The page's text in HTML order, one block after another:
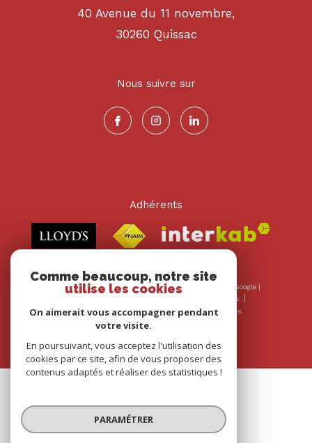
40 Avenue du 11 novembre,
30260
quissac
Nous suivre sur
Adhérents
© 2026 | Tous droits réservés | Traduction powered by Google |
Mentions légales
Admin
Nos liens Politique RGPD Cookies
Comme beaucoup, notre site
utilise les cookies
On aimerait vous accompagner pendant
votre visite.
En poursuivant, vous acceptez l'utilisation des
cookies par ce site, afin de vous proposer des
contenus adaptés et réaliser des statistiques !
PARAMÉTRER